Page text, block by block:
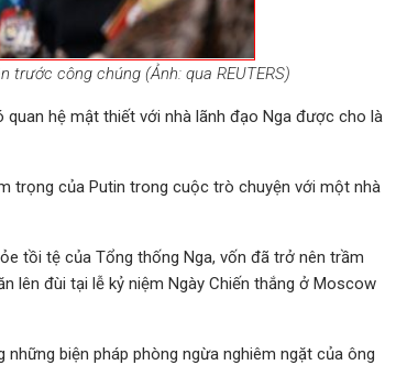
công chúng (Ảnh: qua REUTERS)
quan hệ mật thiết với nhà lãnh đạo Nga được cho là
trọng của Putin trong cuộc trò chuyện với một nhà
tồi tệ của Tổng thống Nga, vốn đã trở nên trầm
lên đùi tại lễ kỷ niệm Ngày Chiến thắng ở Moscow
biện pháp phòng ngừa nghiêm ngặt của ông